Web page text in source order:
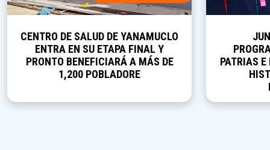
CENTRO DE SALUD DE YANAMUCLO
ENTRA EN SU ETAPA FINAL Y
PRONTO BENEFICIARÁ A MÁS DE
1,200 POBLADORE
PATRIAS